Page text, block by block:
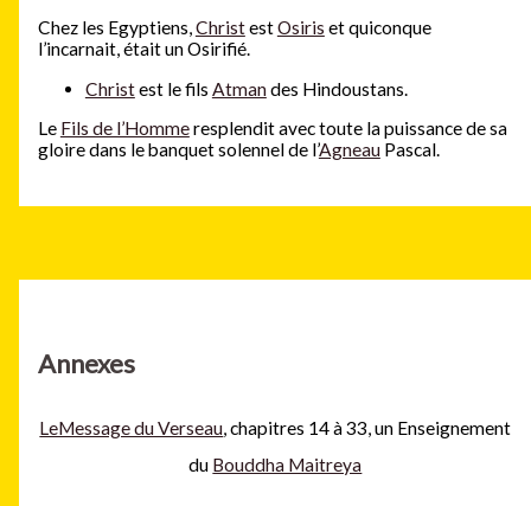
Annexes
LeMessage du Verseau, chapitres 14 à 33, un Enseignement
du Bouddha Maitreya
Chez les Egyptiens,ChristestOsiris et quiconque
l’incarnait, était un Osirifié.
Christest le fils Atmandes Hindoustans.
Le Fils de l’Hommeresplendit avec toute la puissance de sa
gloire dans le banquet solennel de l’AgneauPascal.